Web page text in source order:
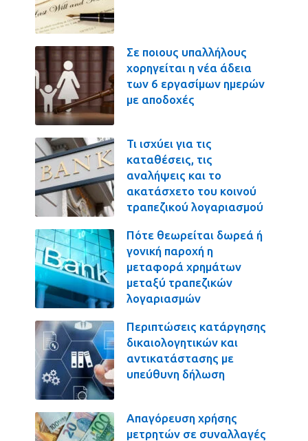
Σε ποιους υπαλλήλους
χορηγείται η νέα άδεια
των 6 εργασίμων ημερών
με αποδοχές
Τι ισχύει για τις
καταθέσεις, τις
αναλήψεις και το
ακατάσχετο του κοινού
τραπεζικού λογαριασμού
Πότε θεωρείται δωρεά ή
γονική παροχή η
μεταφορά χρημάτων
μεταξύ τραπεζικών
λογαριασμών
Περιπτώσεις κατάργησης
δικαιολογητικών και
αντικατάστασης με
υπεύθυνη δήλωση
Απαγόρευση χρήσης
μετρητών σε συναλλαγές